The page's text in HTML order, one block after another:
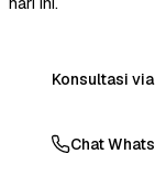
Konsultasi
Chat